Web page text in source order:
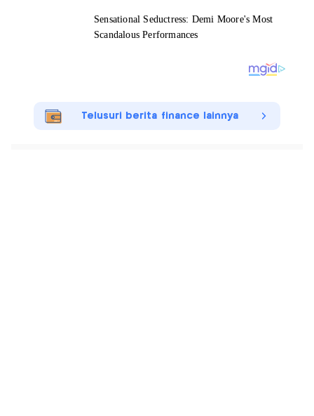
Telusuri berita finance lainnya